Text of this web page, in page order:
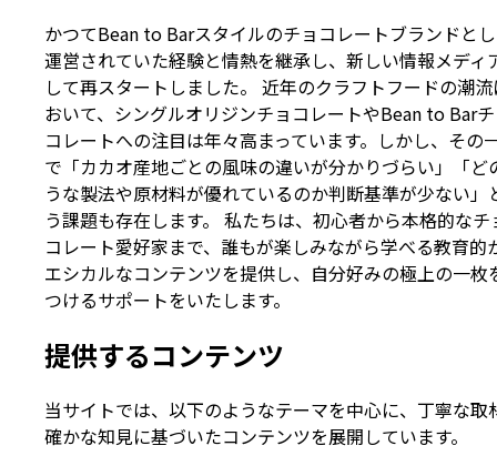
かつてBean to Barスタイルのチョコレートブランドと
運営されていた経験と情熱を継承し、新しい情報メディ
して再スタートしました。 近年のクラフトフードの潮
おいて、シングルオリジンチョコレートやBean to Bar
コレートへの注目は年々高まっています。しかし、その
で「カカオ産地ごとの風味の違いが分かりづらい」「ど
うな製法や原材料が優れているのか判断基準が少ない」
う課題も存在します。 私たちは、初心者から本格的なチ
コレート愛好家まで、誰もが楽しみながら学べる教育的
エシカルなコンテンツを提供し、自分好みの極上の一枚
つけるサポートをいたします。
提供するコンテンツ
当サイトでは、以下のようなテーマを中心に、丁寧な取
確かな知見に基づいたコンテンツを展開しています。